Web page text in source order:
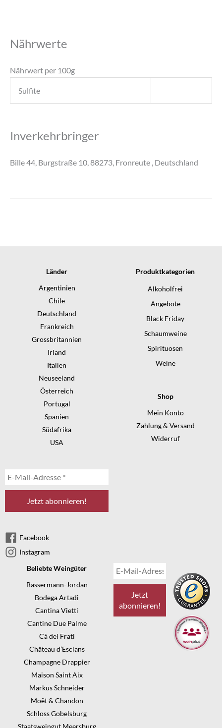
Nährwerte
Nährwert per 100g
Sulfite
Inverkehrbringer
Bille 44, Burgstraße 10, 88273, Fronreute , Deutschland
Länder
Argentinien
Chile
Deutschland
Frankreich
Grossbritannien
Irland
Italien
Neuseeland
Österreich
Portugal
Spanien
Südafrika
USA
Facebook
Instagram
Produktkategorien
Alkoholfrei
Angebote
Black Friday
Schaumweine
Spirituosen
Weine
Shop
Mein Konto
Zahlung & Versand
Widerruf
Beliebte Weingüter
Bassermann-Jordan
Bodega Artadi
Cantina Vietti
Cantine Due Palme
Cà dei Frati
Château d’Esclans
Champagne Drappier
Maison Saint Aix
Markus Schneider
Moët & Chandon
Schloss Gobelsburg
Staatsweingut Meersburg